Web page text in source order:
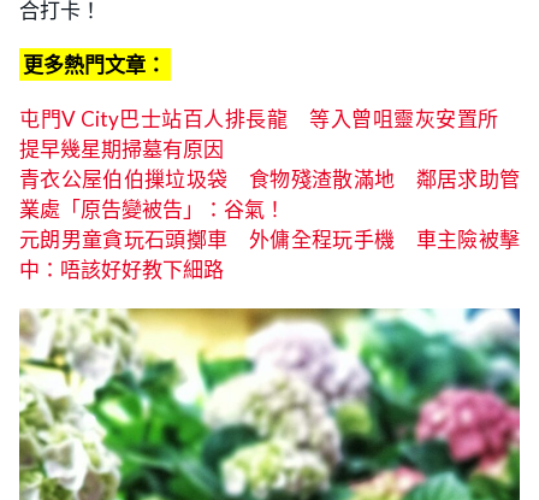
合打卡！
更多熱門文章：
屯門V City巴士站百人排長龍 等入曾咀靈灰安置所
提早幾星期掃墓有原因
青衣公屋伯伯摷垃圾袋 食物殘渣散滿地 鄰居求助管
業處「原告變被告」：谷氣！
元朗男童貪玩石頭擲車 外傭全程玩手機 車主險被擊
中：唔該好好教下細路